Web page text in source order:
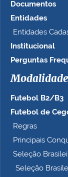
Documentos
Entidades
Entidades
Institucional
Perguntas
Futebol B2/B3
Futebol de
Regras
Principais
Seleção
Seleção